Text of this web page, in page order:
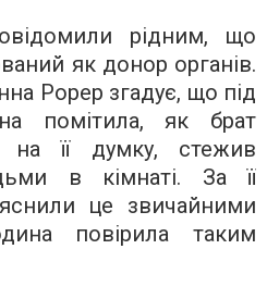
рідним, що
як донор органів.
Рорер згадує, що під
помітила, як брат
на її думку, стежив
в кімнаті. За її
це звичайними
повірила таким